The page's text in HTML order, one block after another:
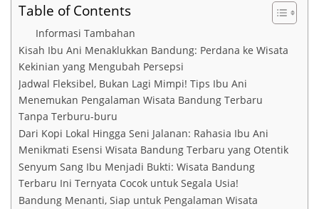
Table of Contents
Informasi Tambahan
Kisah Ibu Ani Menaklukkan Bandung: Perdana ke Wisata
Kekinian yang Mengubah Persepsi
Jadwal Fleksibel, Bukan Lagi Mimpi! Tips Ibu Ani
Menemukan Pengalaman Wisata Bandung Terbaru
Tanpa Terburu-buru
Dari Kopi Lokal Hingga Seni Jalanan: Rahasia Ibu Ani
Menikmati Esensi Wisata Bandung Terbaru yang Otentik
Senyum Sang Ibu Menjadi Bukti: Wisata Bandung
Terbaru Ini Ternyata Cocok untuk Segala Usia!
Bandung Menanti, Siap untuk Pengalaman Wisata